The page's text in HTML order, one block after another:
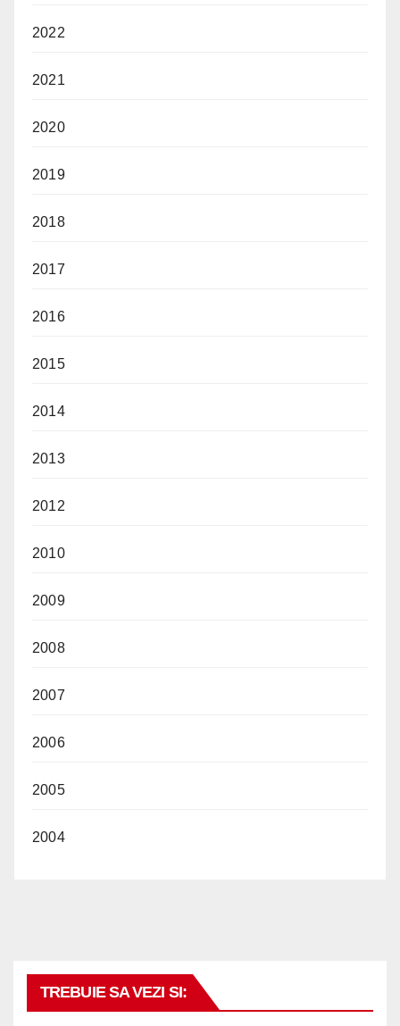
2022
2021
2020
2019
2018
2017
2016
2015
2014
2013
2012
2010
2009
2008
2007
2006
2005
2004
TREBUIE SA VEZI SI: